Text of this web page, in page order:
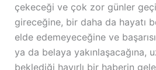
çekeceği ve çok zor günler
gireceğine, bir daha da hayatı
elde edemeyeceğine ve
ya da belaya yakınlaşacağına,
beklediği hayırlı bir haberin